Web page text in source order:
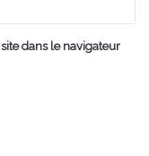
dans le navigateur